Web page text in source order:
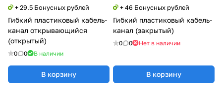
+ 29.5 Бонусных рублей
Гибкий пластиковый кабель-
канал открывающийся
(открытый)
0 0 В наличии
В корзину
+ 46 Бонусных рублей
Гибкий пластиковый кабель-
канал (закрытый)
0 0 Нет в наличии
В корзину